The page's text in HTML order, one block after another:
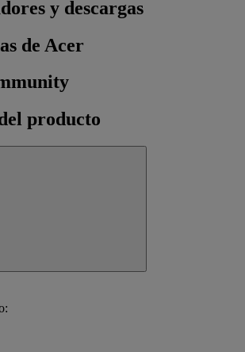
y descargas
de Acer
producto